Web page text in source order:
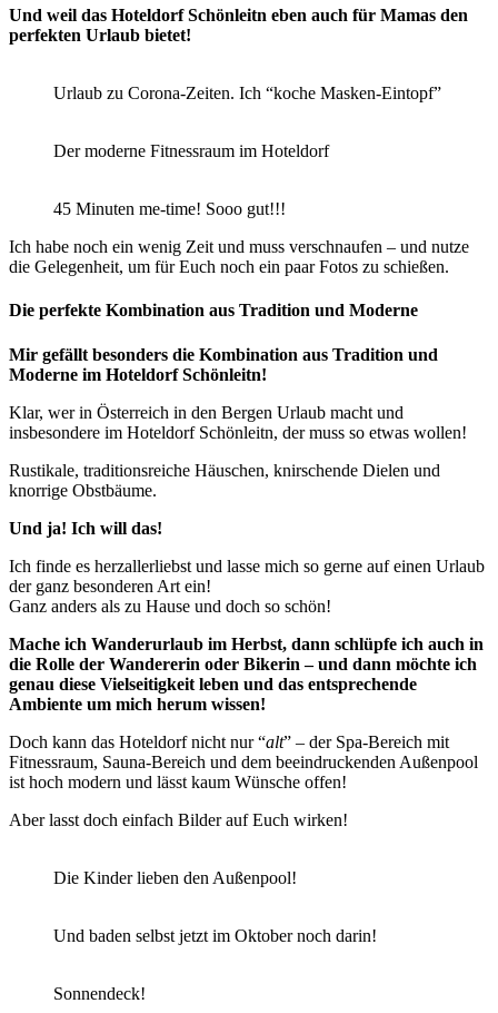
Und weil das Hoteldorf Schönleitn eben auch für Mamas den
perfekten Urlaub bietet!
Urlaub zu Corona-Zeiten. Ich “koche Masken-Eintopf”
Der moderne Fitnessraum im Hoteldorf
45 Minuten me-time! Sooo gut!!!
Ich habe noch ein wenig Zeit und muss verschnaufen – und nutze
die Gelegenheit, um für Euch noch ein paar Fotos zu schießen.
Die perfekte Kombination aus Tradition und Moderne
Mir gefällt besonders die Kombination aus Tradition und
Moderne im Hoteldorf Schönleitn!
Klar, wer in Österreich in den Bergen Urlaub macht und
insbesondere im Hoteldorf Schönleitn, der muss so etwas wollen!
Rustikale, traditionsreiche Häuschen, knirschende Dielen und
knorrige Obstbäume.
Und ja! Ich will das!
Ich finde es herzallerliebst und lasse mich so gerne auf einen Urlaub
der ganz besonderen Art ein!
Ganz anders als zu Hause und doch so schön!
Mache ich Wanderurlaub im Herbst, dann schlüpfe ich auch in
die Rolle der Wandererin oder Bikerin – und dann möchte ich
genau diese Vielseitigkeit leben und das entsprechende
Ambiente um mich herum wissen!
Doch kann das Hoteldorf nicht nur “alt” – der Spa-Bereich mit
Fitnessraum, Sauna-Bereich und dem beeindruckenden Außenpool
ist hoch modern und lässt kaum Wünsche offen!
Aber lasst doch einfach Bilder auf Euch wirken!
Die Kinder lieben den Außenpool!
Und baden selbst jetzt im Oktober noch darin!
Sonnendeck!